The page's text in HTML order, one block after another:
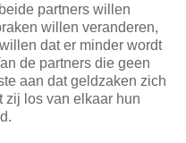
partners willen
willen veranderen,
dat er minder wordt
de partners die geen
aan dat geldzaken zich
zij los van elkaar hun